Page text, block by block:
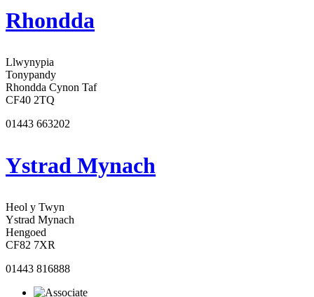
Rhondda
Llwynypia
Tonypandy
Rhondda Cynon Taf
CF40 2TQ
01443 663202
Ystrad Mynach
Heol y Twyn
Ystrad Mynach
Hengoed
CF82 7XR
01443 816888